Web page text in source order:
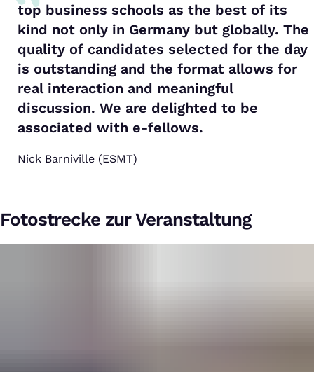
top business schools as the best of its
kind not only in Germany but globally. The
quality of candidates selected for the day
is outstanding and the format allows for
real interaction and meaningful
discussion. We are delighted to be
associated with e-fellows.
Nick Barniville (ESMT)
Fotostrecke zur Veranstaltung